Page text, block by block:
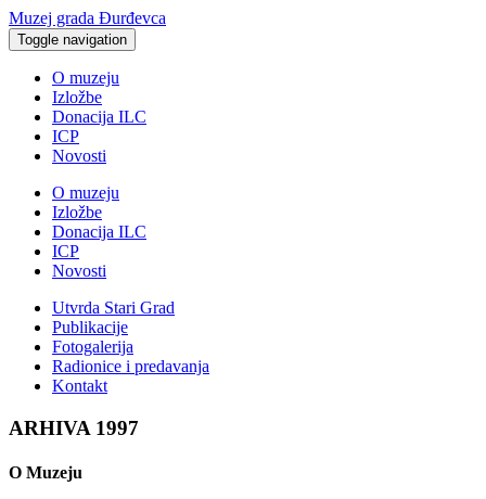
Muzej grada Đurđevca
Toggle navigation
O muzeju
Izložbe
Donacija ILC
ICP
Novosti
O muzeju
Izložbe
Donacija ILC
ICP
Novosti
Utvrda Stari Grad
Publikacije
Fotogalerija
Radionice i predavanja
Kontakt
ARHIVA 1997
O Muzeju